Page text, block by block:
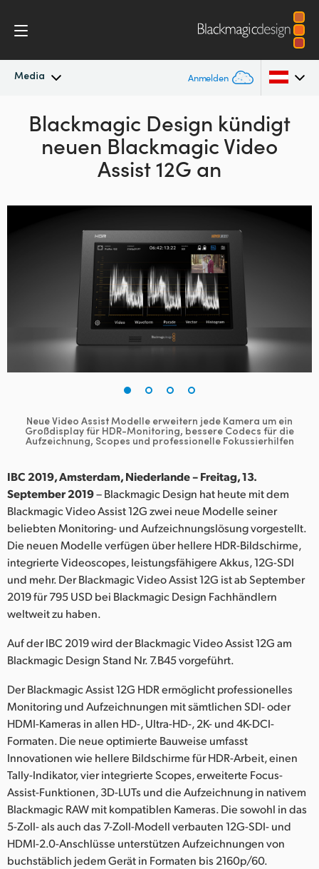
Media Anmelden
Neueste Nachrichten
Nachrichtenarchiv
Argentina
Australia
Canada
Finland
Hong Kong SAR, China
Italy
Japan
Korea
Mexico
Malaysia
Netherlands
New Zealand
Norway
Poland
Portugal
Singapore
South Africa
Spain
Blackmagic Design kündigt
neuen Blackmagic Video
Assist 12G an
Neue Video Assist Modelle erweitern jede Kamera um ein
Großdisplay für HDR-Monitoring, bessere Codecs für die
Aufzeichnung, Scopes und professionelle Fokussierhilfen
IBC 2019, Amsterdam, Niederlande – Freitag, 13.
September 2019– Blackmagic Design hat heute mit dem
Blackmagic Video Assist 12G zwei neue Modelle seiner
beliebten Monitoring- und Aufzeichnungslösung vorgestellt.
Die neuen Modelle verfügen über hellere HDR-Bildschirme,
integrierte Videoscopes, leistungsfähigere Akkus, 12G-SDI
und mehr. Der Blackmagic Video Assist 12G ist ab September
2019 für 795 USD bei Blackmagic Design Fachhändlern
weltweit zu haben.
Auf der IBC 2019 wird der Blackmagic Video Assist 12G am
Blackmagic Design Stand Nr. 7.B45 vorgeführt.
Der Blackmagic Assist 12G HDR ermöglicht professionelles
Monitoring und Aufzeichnungen mit sämtlichen SDI- oder
HDMI-Kameras in allen HD-, Ultra-HD-, 2K- und 4K-DCI-
Formaten. Die neue optimierte Bauweise umfasst
Innovationen wie hellere Bildschirme für HDR-Arbeit, einen
Tally-Indikator, vier integrierte Scopes, erweiterte Focus-
Assist-Funktionen, 3D-LUTs und die Aufzeichnung in nativem
Blackmagic RAW mit kompatiblen Kameras. Die sowohl in das
5-Zoll- als auch das 7-Zoll-Modell verbauten 12G-SDI- und
HDMI-2.0-Anschlüsse unterstützen Aufzeichnungen von
buchstäblich jedem Gerät in Formaten bis 2160p/60.